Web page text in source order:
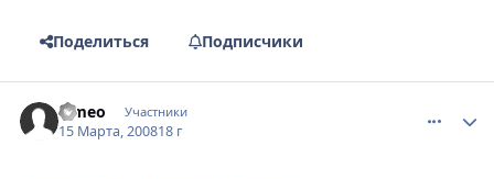
Поделиться Подписчики
Timeo Участники
15 Марта, 200818 г